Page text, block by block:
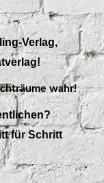
Verlag,
!
wahr!
für Schritt